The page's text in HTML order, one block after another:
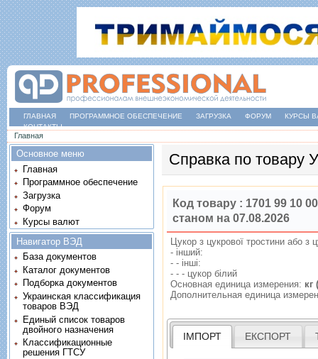
ГЛАВНАЯ ПРОГРАММНОЕ ОБЕСПЕЧЕНИЕ ЗАГРУЗКА ФОРУМ
КУРСЫ
КОНТАКТЫ
Вы здесь
Главная
Справка по товару
Код товару : 1701 99 10 00
станом на 07.08.2026
Цукор з цукрової тростини або
- iнший:
- - iншi:
- - - цукор бiлий
Основная единица измерения: кг
Дополнительная единица
ІМПОРТ ЕКСПОРТ
Основное меню
Главная
Программное обеспечение
Загрузка
Форум
Курсы валют
Навигатор ВЭД
База документов
Каталог документов
Подборка документов
Украинская классификация
товаров ВЭД
Единый список товаров
двойного назначения
Классификационные
решения ГТСУ